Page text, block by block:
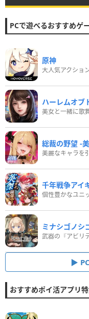
PCで遊べるおすすめゲ
原神
大人気アクショ
ハーレムオブ
美女と一緒に歌
総裁の野望 -
美麗なキャラを
千年戦争アイ
個性豊かなユニ
ミナシゴノシ
おすすめポイ活アプリ